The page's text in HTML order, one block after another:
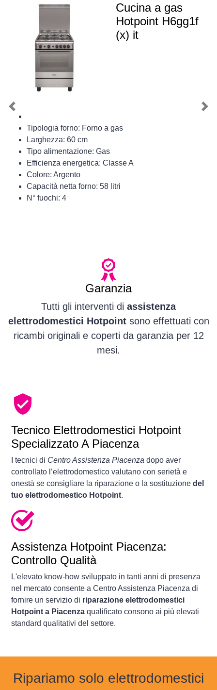
Cucina a gas
Hotpoint H6gg1f
(x) it
Tipologia forno: Forno a gas
Larghezza: 60 cm
Tipo alimentazione: Gas
Efficienza energetica: Classe A
Colore: Argento
Capacità netta forno: 58 litri
N° fuochi: 4
Previous
Garanzia
Tutti gli interventi di assistenza
elettrodomestici Hotpointsono effettuati con
ricambi originali e coperti da garanzia per 12
mesi.
Tecnico Elettrodomestici Hotpoint
Specializzato A Piacenza
I tecnici di Centro Assistenza Piacenza dopo aver
controllato l’elettrodomestico valutano con serietà e
onestà se consigliare la riparazione o la sostituzione del
tuo elettrodomestico Hotpoint.
Assistenza Hotpoint Piacenza:
Controllo Qualità
L'elevato know-how sviluppato in tanti anni di presenza
nel mercato consente a Centro Assistenza Piacenza di
fornire un servizio di riparazione elettrodomestici
Hotpoint a Piacenza qualificato consono ai più elevati
standard qualitativi del settore.
Ripariamo solo elettrodomestici